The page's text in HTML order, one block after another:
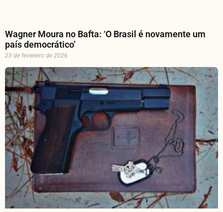
Wagner Moura no Bafta: ‘O Brasil é novamente um
país democrático’
23 de fevereiro de 2026